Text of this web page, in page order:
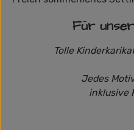
Für
Tolle
Jedes
inklusive